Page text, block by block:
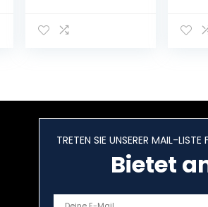
TRETEN SIE UNSERER MAIL-LISTE
Bietet